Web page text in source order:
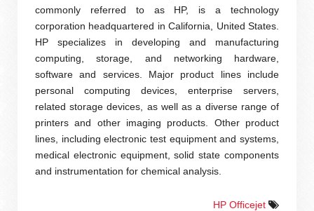
commonly referred to as HP, is a technology
corporation headquartered in California, United States.
HP specializes in developing and manufacturing
computing, storage, and networking hardware,
software and services. Major product lines include
personal computing devices, enterprise servers,
related storage devices, as well as a diverse range of
printers and other imaging products. Other product
lines, including electronic test equipment and systems,
medical electronic equipment, solid state components
and instrumentation for chemical analysis.
HP Officejet